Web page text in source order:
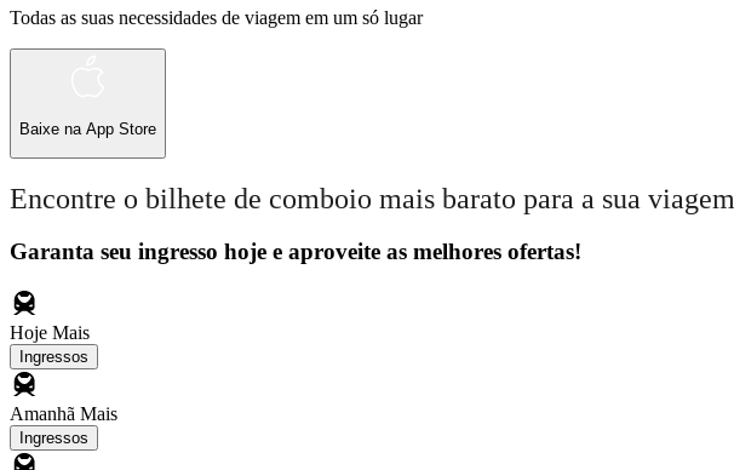
Todas as suas necessidades de viagem em um só lugar
Baixe na App Store
Encontre o bilhete de comboio mais barato para a sua viagem
Garanta seu ingresso hoje e aproveite as melhores ofertas!
Hoje Mais
Ingressos
Amanhã Mais
Ingressos